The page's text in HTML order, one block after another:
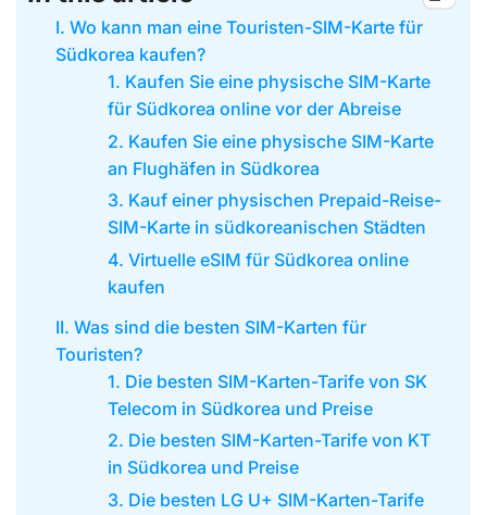
I. Wo kann man eine Touristen-SIM-Karte für
Südkorea kaufen?
1. Kaufen Sie eine physische SIM-Karte
für Südkorea online vor der Abreise
2. Kaufen Sie eine physische SIM-Karte
an Flughäfen in Südkorea
3. Kauf einer physischen Prepaid-Reise-
SIM-Karte in südkoreanischen Städten
4. Virtuelle eSIM für Südkorea online
kaufen
II. Was sind die besten SIM-Karten für
Touristen?
1. Die besten SIM-Karten-Tarife von SK
Telecom in Südkorea und Preise
2. Die besten SIM-Karten-Tarife von KT
in Südkorea und Preise
3. Die besten LG U+ SIM-Karten-Tarife